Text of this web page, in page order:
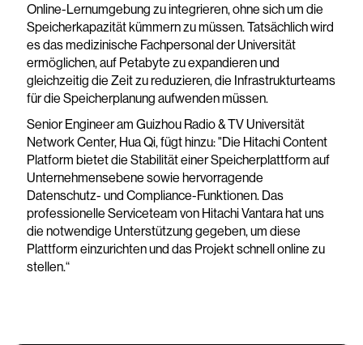
Online-Lernumgebung zu integrieren, ohne sich um die
Speicherkapazität kümmern zu müssen. Tatsächlich wird
es das medizinische Fachpersonal der Universität
ermöglichen, auf Petabyte zu expandieren und
gleichzeitig die Zeit zu reduzieren, die Infrastrukturteams
für die Speicherplanung aufwenden müssen.
Senior Engineer am Guizhou Radio & TV Universität
Network Center, Hua Qi, fügt hinzu: "Die Hitachi Content
Platform bietet die Stabilität einer Speicherplattform auf
Unternehmensebene sowie hervorragende
Datenschutz- und Compliance-Funktionen. Das
professionelle Serviceteam von Hitachi Vantara hat uns
die notwendige Unterstützung gegeben, um diese
Plattform einzurichten und das Projekt schnell online zu
stellen.“